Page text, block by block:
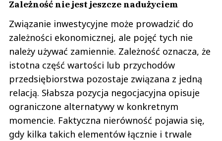
Zależność nie jest jeszcze nadużyciem
Związanie inwestycyjne może prowadzić do
zależności ekonomicznej, ale pojęć tych nie
należy używać zamiennie. Zależność oznacza, że
istotna część wartości lub przychodów
przedsiębiorstwa pozostaje związana z jedną
relacją. Słabsza pozycja negocjacyjna opisuje
ograniczone alternatywy w konkretnym
momencie. Faktyczna nierówność pojawia się,
gdy kilka takich elementów łącznie i trwale